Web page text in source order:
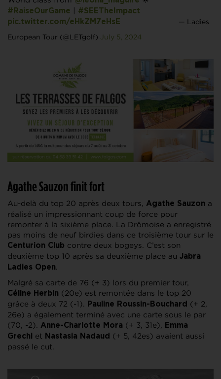
#RaiseOurGame
#SEETheImpact
pic.twitter.com/eHkZM7eHsE
— Ladies
European Tour (@LETgolf) July 5, 2024
Agathe Sauzon finit fort
Au-delà du top 20 après deux tours, Agathe Sauzon a
réalisé un impressionnant coup de force pour
remonter à la sixième place. La Drômoise a enregistré
pas moins de neuf birdies dans ce troisième tour sur le
Centurion Club contre deux bogeys. C’est son
deuxième top 10 après sa deuxième place au Jabra
Ladies Open.
Malgré sa carte de 76 (+ 3) lors du premier tour,
Céline Herbin (20e) est remontée dans le top 20
grâce à deux 72 (-1).
Pauline Roussin-Bouchard (+ 2,
26e) a également terminé avec une carte sous le par
(70, -2). Anne-Charlotte Mora (+ 3, 31e),
Emma
Grechi et Nastasia Nadaud (+ 5, 42es) avaient aussi
passé le cut.